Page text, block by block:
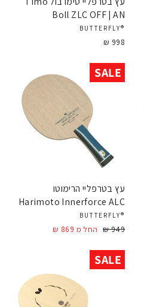
Boll ZLC OFF | AN
®BUTTERFLY
998 ₪
SALE
עץ בטרפליי הרימוטו
Harimoto Innerforce ALC
®BUTTERFLY
מחיר
949 ₪
מחיר
החל מ 869 ₪
SALE